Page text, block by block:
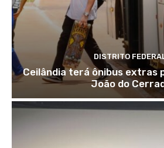
DISTRITO
Ceilândia terá ônibus extras
João do